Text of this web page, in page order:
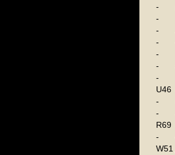
-
-
-
-
-
-
-
U46
-
-
R69
-
W51